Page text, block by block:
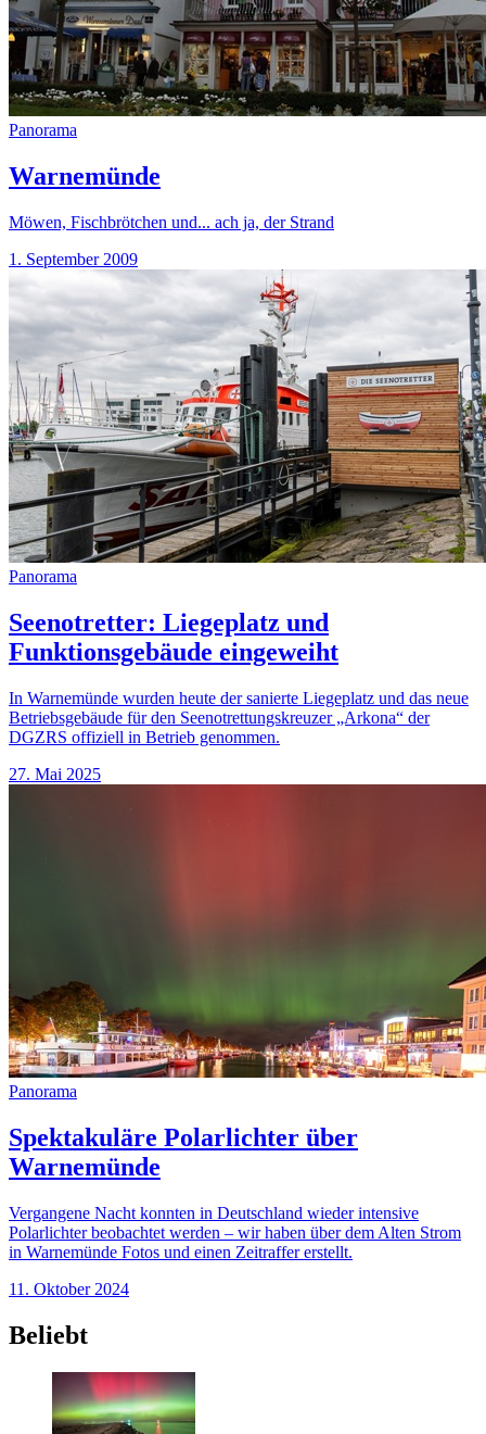
Panorama
Warnemünde
Möwen, Fischbrötchen und... ach ja, der Strand
1. September 2009
Panorama
Seenotretter: Liegeplatz und
Funktionsgebäude eingeweiht
In Warnemünde wurden heute der sanierte Liegeplatz und das neue
Betriebsgebäude für den Seenotrettungskreuzer „Arkona“ der
DGZRS offiziell in Betrieb genommen.
27. Mai 2025
Panorama
Spektakuläre Polarlichter über
Warnemünde
Vergangene Nacht konnten in Deutschland wieder intensive
Polarlichter beobachtet werden – wir haben über dem Alten Strom
in Warnemünde Fotos und einen Zeitraffer erstellt.
11. Oktober 2024
Beliebt